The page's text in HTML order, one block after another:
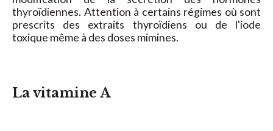
thyroïdiennes. Attention à certains régimes où sont
prescrits des extraits thyroïdiens ou de l'iode
toxique même à des doses mimines.
La vitamine A